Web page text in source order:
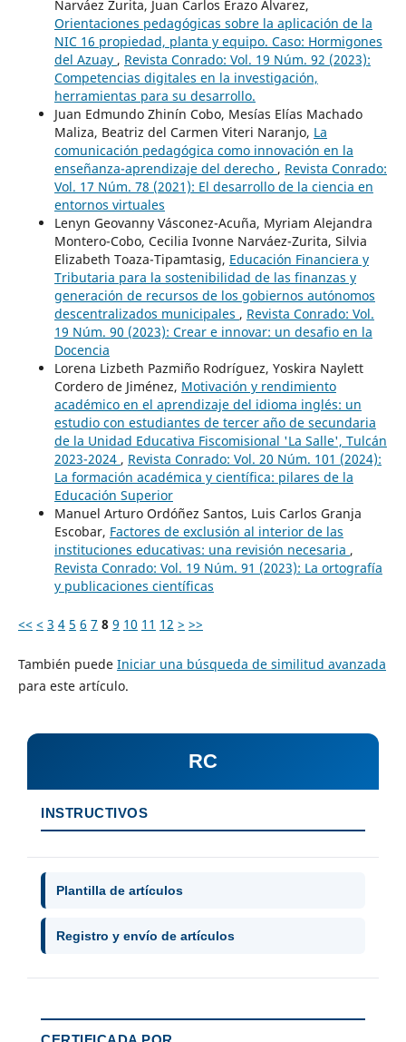
Narváez Zurita, Juan Carlos Erazo Álvarez,
Orientaciones pedagógicas sobre la aplicación de la
NIC 16 propiedad, planta y equipo. Caso: Hormigones
del Azuay , Revista Conrado: Vol. 19 Núm. 92 (2023):
Competencias digitales en la investigación,
herramientas para su desarrollo.
Juan Edmundo Zhinín Cobo, Mesías Elías Machado
Maliza, Beatriz del Carmen Viteri Naranjo, La
comunicación pedagógica como innovación en la
enseñanza-aprendizaje del derecho , Revista Conrado:
Vol. 17 Núm. 78 (2021): El desarrollo de la ciencia en
entornos virtuales
Lenyn Geovanny Vásconez-Acuña, Myriam Alejandra
Montero-Cobo, Cecilia Ivonne Narváez-Zurita, Silvia
Elizabeth Toaza-Tipamtasig, Educación Financiera y
Tributaria para la sostenibilidad de las finanzas y
generación de recursos de los gobiernos autónomos
descentralizados municipales , Revista Conrado: Vol.
19 Núm. 90 (2023): Crear e innovar: un desafio en la
Docencia
Lorena Lizbeth Pazmiño Rodríguez, Yoskira Naylett
Cordero de Jiménez, Motivación y rendimiento
académico en el aprendizaje del idioma inglés: un
estudio con estudiantes de tercer año de secundaria
de la Unidad Educativa Fiscomisional 'La Salle', Tulcán
2023-2024 , Revista Conrado: Vol. 20 Núm. 101 (2024):
La formación académica y científica: pilares de la
Educación Superior
Manuel Arturo Ordóñez Santos, Luis Carlos Granja
Escobar, Factores de exclusión al interior de las
instituciones educativas: una revisión necesaria ,
Revista Conrado: Vol. 19 Núm. 91 (2023): La ortografía
y publicaciones científicas
<< < 3 4 5 6 7 8 9 10 11 12 > >>
También puede Iniciar una búsqueda de similitud avanzada
para este artículo.
RC
INSTRUCTIVOS
Plantilla de artículos
Registro y envío de artículos